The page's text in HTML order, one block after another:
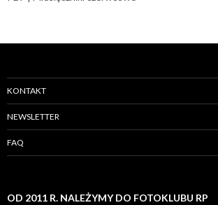
KONTAKT
NEWSLETTER
FAQ
OD 2011 R. NALEŻYMY DO FOTOKLUBU RP